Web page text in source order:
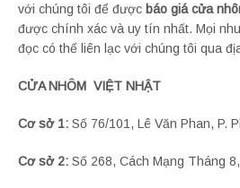
với chúng tôi để được báo giá cửa
được chính xác và uy tín nhất. Mọi
đọc có thể liên lạc với chúng tôi qua
CỬA NHÔM VIỆT NHẬT
Cơ sở 1: Số 76/101, Lê Văn Phan, P.
Cơ sở 2: Số 268, Cách Mạng Tháng